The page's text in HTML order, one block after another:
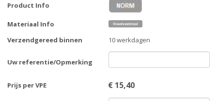
Product Info
Materiaal Info
Verzendgereed binnen
10 werkdagen
Uw referentie/Opmerking
Prijs per VPE € 15,40